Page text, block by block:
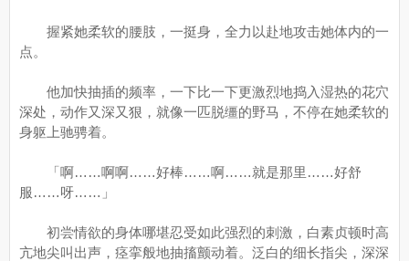
握紧她柔软的腰肢，一挺身，全力以赴地攻击她体内的一
点。
他加快抽插的频率，一下比一下更激烈地捣入湿热的花穴
深处，动作又深又狠，就像一匹脱缰的野马，不停在她柔软的
身躯上驰骋着。
「啊……啊啊……好棒……啊……就是那里……好舒
服……呀……」
初尝情欲的身体哪堪忍受如此强烈的刺激，白素贞顿时高
亢地尖叫出声，痉挛般地抽搐颤动着。泛白的细长指尖，深深